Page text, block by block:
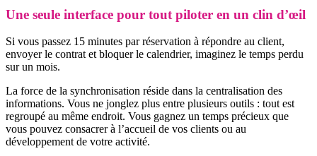
Une seule interface pour tout piloter en un clin d’œil
Si vous passez 15 minutes par réservation à répondre au client,
envoyer le contrat et bloquer le calendrier, imaginez le temps perdu
sur un mois.
La force de la synchronisation réside dans la centralisation des
informations. Vous ne jonglez plus entre plusieurs outils : tout est
regroupé au même endroit. Vous gagnez un temps précieux que
vous pouvez consacrer à l’accueil de vos clients ou au
développement de votre activité.